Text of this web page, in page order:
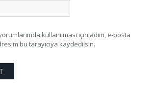
kullanılması için adım, e-posta
bu tarayıcıya kaydedilsin.